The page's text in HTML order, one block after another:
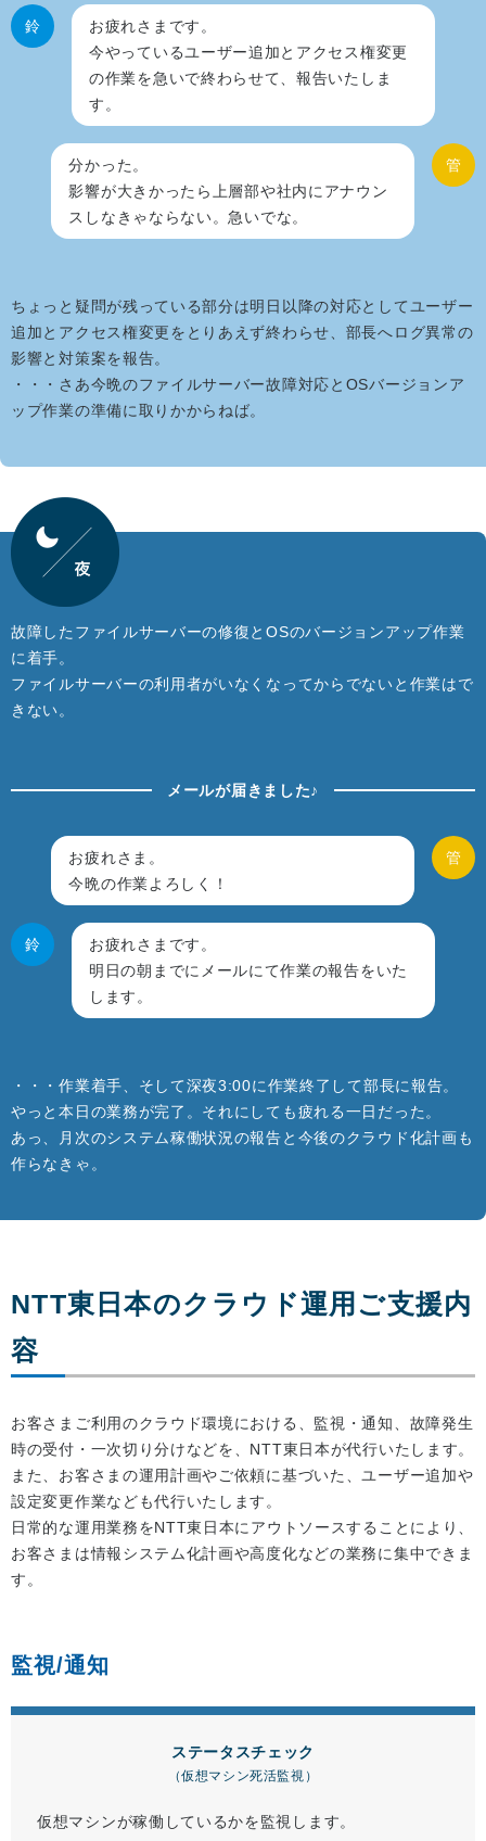
鈴
お疲れさまです。
今やっているユーザー追加とアクセス権変更
の作業を急いで終わらせて、報告いたしま
す。
管
分かった。
影響が大きかったら上層部や社内にアナウン
スしなきゃならない。急いでな。
ちょっと疑問が残っている部分は明日以降の対応としてユーザー
追加とアクセス権変更をとりあえず終わらせ、部長へログ異常の
影響と対策案を報告。
・・・さあ今晩のファイルサーバー故障対応とOSバージョンア
ップ作業の準備に取りかからねば。
故障したファイルサーバーの修復とOSのバージョンアップ作業
に着手。
ファイルサーバーの利用者がいなくなってからでないと作業はで
きない。
メールが届きました♪
管
お疲れさま。
今晩の作業よろしく！
鈴
お疲れさまです。
明日の朝までにメールにて作業の報告をいた
します。
・・・作業着手、そして深夜3:00に作業終了して部長に報告。
やっと本日の業務が完了。それにしても疲れる一日だった。
あっ、月次のシステム稼働状況の報告と今後のクラウド化計画も
作らなきゃ。
NTT東日本のクラウド運用ご支援内
容
お客さまご利用のクラウド環境における、監視・通知、故障発生
時の受付・一次切り分けなどを、NTT東日本が代行いたします。
また、お客さまの運用計画やご依頼に基づいた、ユーザー追加や
設定変更作業なども代行いたします。
日常的な運用業務をNTT東日本にアウトソースすることにより、
お客さまは情報システム化計画や高度化などの業務に集中できま
す。
監視/通知
ステータスチェック
（仮想マシン死活監視）
仮想マシンが稼働しているかを監視します。